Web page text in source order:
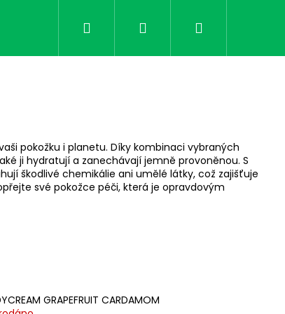
Značky
Přihlášení
pokožku i planetu. Díky kombinaci vybraných
ji hydratují a zanechávají jemně provoněnou. S
škodlivé chemikálie ani umělé látky, což zajišťuje
své pokožce péči, která je opravdovým
GRAPEFRUIT CARDAMOM
ECOLOGICAL